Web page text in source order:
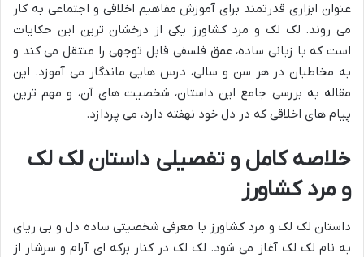
عنوان ابزاری قدرتمند برای آموزش مفاهیم اخلاقی و اجتماعی به کار
می روند. لک لک و مرد کشاورز یکی از درخشان ترین این حکایات
است که با زبانی ساده، عمق فلسفی قابل توجهی را منتقل می کند و
به مخاطبان در هر سن و سالی، درس هایی ماندگار می آموزد. این
مقاله به بررسی جامع این داستان، شخصیت های آن، و مهم ترین
پیام های اخلاقی که در دل خود نهفته دارد، می پردازد.
خلاصه کامل و تفصیلی داستان لک لک
و مرد کشاورز
داستان لک لک و مرد کشاورز با معرفی شخصیتی ساده دل و بی ریای
به نام لک لک آغاز می شود. لک لک در کنار برکه ای آرام و سرشار از